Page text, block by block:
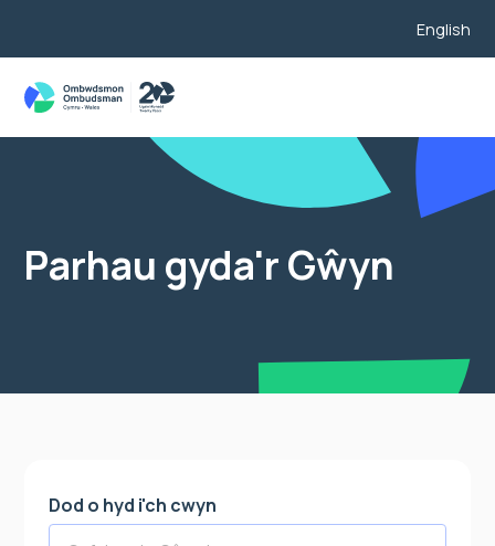
English
Parhau gyda'r Gŵyn
Dod o hyd i'ch cwyn